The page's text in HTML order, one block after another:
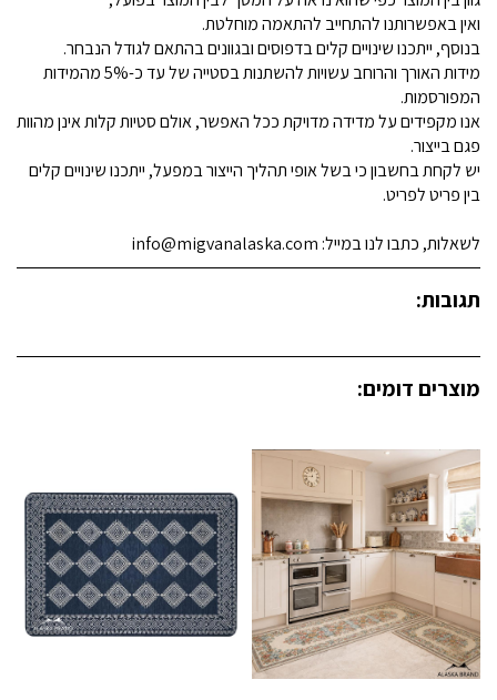
ואין באפשרותנו להתחייב להתאמה מוחלטת.
בנוסף, ייתכנו שינויים קלים בדפוסים ובגוונים בהתאם לגודל הנבחר.
מידות האורך והרוחב עשויות להשתנות בסטייה של עד כ-5% מהמידות
המפורסמות.
אנו מקפידים על מדידה מדויקת ככל האפשר, אולם סטיות קלות אינן מהוות
פגם בייצור.
יש לקחת בחשבון כי בשל אופי תהליך הייצור במפעל, ייתכנו שינויים קלים
בין פריט לפריט.
לשאלות, כתבו לנו במייל: info@migvanalaska.com
תגובות:
מוצרים דומים: